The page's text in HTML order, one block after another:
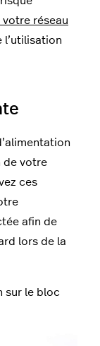
réseau
l’utilisation
de votre
ces
afin de
lors de la
sur le bloc